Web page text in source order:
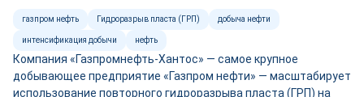
газпром нефть Гидроразрыв пласта (ГРП) добыча нефти
интенсификация добычи нефть
Компания «Газпромнефть-Хантос» — самое крупное
добывающее предприятие «Газпром нефти» — масштабирует
использование повторного гидроразрыва пласта (ГРП) на